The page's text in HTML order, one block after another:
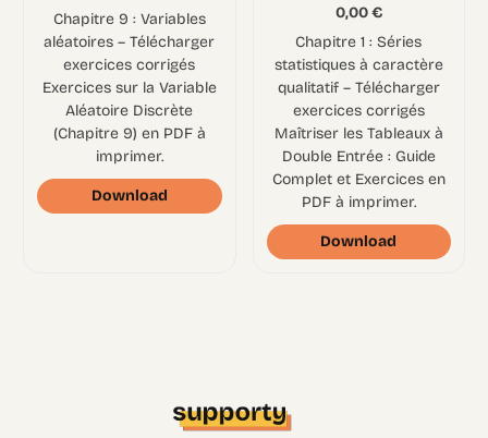
Chapitre 9 : Variables
aléatoires – Télécharger
exercices corrigés
Exercices sur la Variable
Aléatoire Discrète
(Chapitre 9) en PDF à
imprimer.
Download
0,00€
Chapitre 1 : Séries
statistiques à caractère
qualitatif – Télécharger
exercices corrigés
Maîtriser les Tableaux à
Double Entrée : Guide
Complet et Exercices en
PDF à imprimer.
Download